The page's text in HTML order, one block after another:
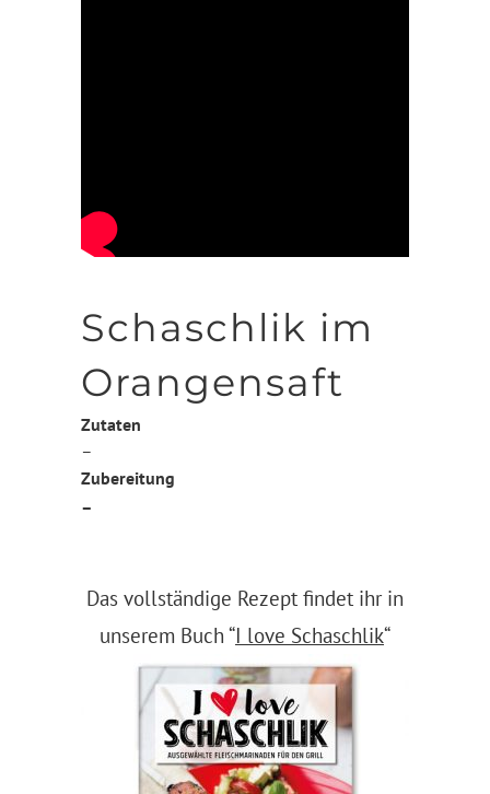
Schaschlik im
Orangensaft
Zutaten
–
Zubereitung
–
Das vollständige Rezept findet ihr in
unserem Buch “I love Schaschlik“